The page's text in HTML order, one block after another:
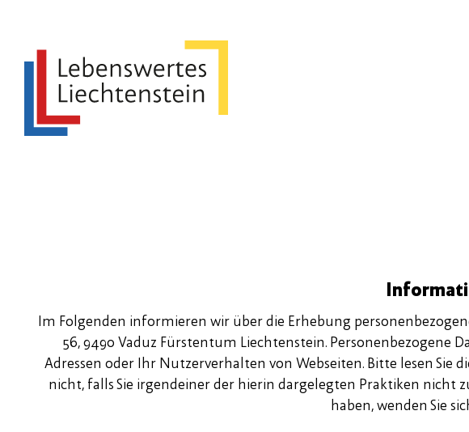
Im Folgenden informieren wir über die Erhebung
56, 9490 Vaduz Fürstentum Liechtenstein. Personenbezogene
Adressen oder Ihr Nutzerverhalten von Webseiten. Bitte lesen Sie
nicht, falls Sie irgendeiner der hierin dargelegten Praktiken nicht
haben, wenden Sie